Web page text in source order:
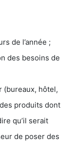
de l’année ;
des besoins de
(bureaux, hôtel,
produits dont
qu’il serait
de poser des